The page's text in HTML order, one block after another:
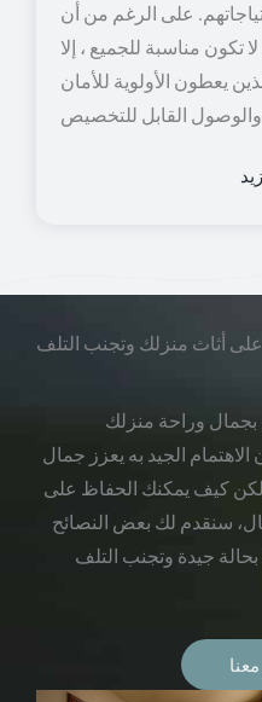
على الرغم من أن
تكون مناسبة للجميع ، إلا
يعطون الأولوية للأمان
أثاث منزلك وتجنب التلف
بجمال وراحة منزلك
الجيد به يعزز جمال
كيف يمكنك الحفاظ على
سنقدم لك بعض النصائح